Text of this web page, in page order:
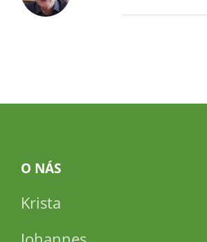
O NÁS
Krista